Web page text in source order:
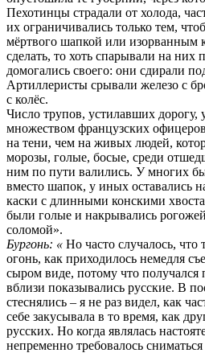
Пехотинцы страдали от холода,
их ограничивались только тем,
мёртвого шапкой или изорванным
сделать, то хоть спарывали на
домогались своего: они сдирали
Артиллеристы срывали железо с
с колёс.
Число трупов, устилавших дорогу,
множеством французских
на тени, чем на живых людей,
морозы, голые, босые, среди
ним по пути валились. У многих
вместо шапок, у иных оставались
каски с длинными конскими
были голые и накрывались
соломой».
Бургонь: « Но часто случалось, что
огонь, как приходилось немедля
сыром виде, потому что получался
вблизи показывались русские. В
стеснялись – я не раз видел, как
себе закусывала в то время, как
русских. Но когда являлась
непременно требовалось